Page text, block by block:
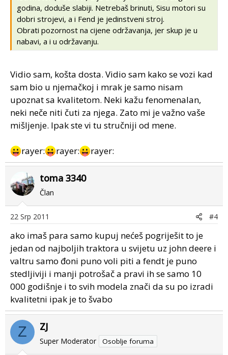
godina, doduše slabiji. Netrebaš brinuti, Sisu motori su
dobri strojevi, a i Fend je jedinstveni stroj.
Obrati pozornost na cijene održavanja, jer skup je u
nabavi, a i u održavanju.
Vidio sam, košta dosta. Vidio sam kako se vozi kad
sam bio u njemačkoj i mrak je samo nisam
upoznat sa kvalitetom. Neki kažu fenomenalan,
neki neče niti čuti za njega. Zato mi je važno vaše
mišljenje. Ipak ste vi tu stručniji od mene.
rayer: rayer: rayer:
toma 3340
Član
22 Srp 2011 #4
ako imaš para samo kupuj nećeš pogriješit to je
jedan od najboljih traktora u svijetu uz john deere i
valtru samo đoni puno voli piti a fendt je puno
stedljiviji i manji potrošač a pravi ih se samo 10
000 godišnje i to svih modela znači da su po izradi
kvalitetni ipak je to švabo
Z ZJ
Super Moderator Osoblje foruma